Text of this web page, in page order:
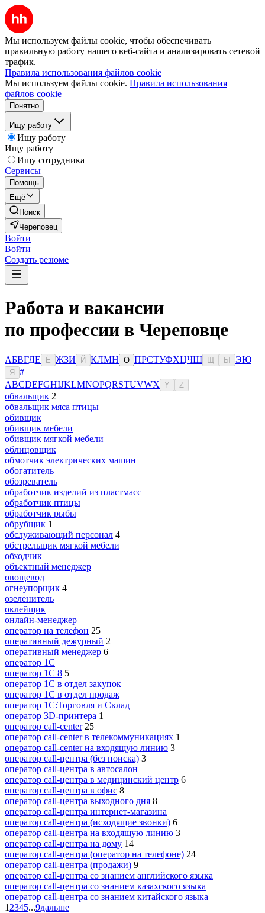
Мы используем файлы cookie, чтобы обеспечивать
правильную работу нашего веб-сайта и анализировать сетевой
трафик.
Правила использования файлов cookie
Мы используем файлы cookie. Правила использования
файлов cookie
Понятно
Ищу работу
Ищу работу
Ищу работу
Ищу сотрудника
Сервисы
Помощь
Ещё
Поиск
Череповец
Войти
Войти
Создать резюме
Работа и вакансии
по профессии в Череповце
АБВГДЕ Ё ЖЗИ Й КЛМН О ПРСТУФХЦЧШ Ы ЭЮ
Я
#
ABCDEFGHIJKLMNOPQRSTUVWX Y Z
обвальщик 2
обвальщик мяса птицы
обивщик
обивщик мебели
обивщик мягкой мебели
облицовщик
обмотчик электрических машин
обогатитель
обозреватель
обработчик изделий из пластмасс
обработчик птицы
обработчик рыбы
обрубщик 1
обслуживающий персонал 4
обстрельщик мягкой мебели
обходчик
объектный менеджер
овощевод
огнеупорщик 4
озеленитель
оклейщик
онлайн-менеджер
опeрaтoр нa тeлeфoн 25
оперативный дежурный 2
оперативный менеджер 6
оператор 1C
оператор 1С 8 5
оператор 1С в отдел закупок
оператор 1С в отдел продаж
оператор 1С:Торговля и Склад
оператор 3D-принтера 1
оператор call-center 25
оператор call-center в телекоммуникациях 1
оператор call-center на входящую линию 3
оператор call-центра (без поиска) 3
оператор call-центра в автосалон
оператор call-центра в медицинский центр 6
оператор call-центра в офис 8
оператор call-центра выходного дня 8
оператор call-центра интернет-магазина
оператор call-центра (исходящие звонки) 6
оператор call-центра на входящую линию 3
оператор call-центра на дому 14
оператор call-центра (оператор на телефоне) 24
оператор call-центра (продажи) 9
оператор call-центра со знанием английского языка
оператор call-центра со знанием казахского языка
оператор call-центра со знанием китайского языка
1 2345...9дальше